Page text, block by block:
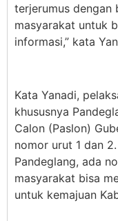
terjerumus dengan
masyarakat untuk
informasi,” kata
Kata Yanadi,
khususnya
Calon (Paslon)
nomor urut 1 dan
Pandeglang, ada
masyarakat bisa
untuk kemajuan